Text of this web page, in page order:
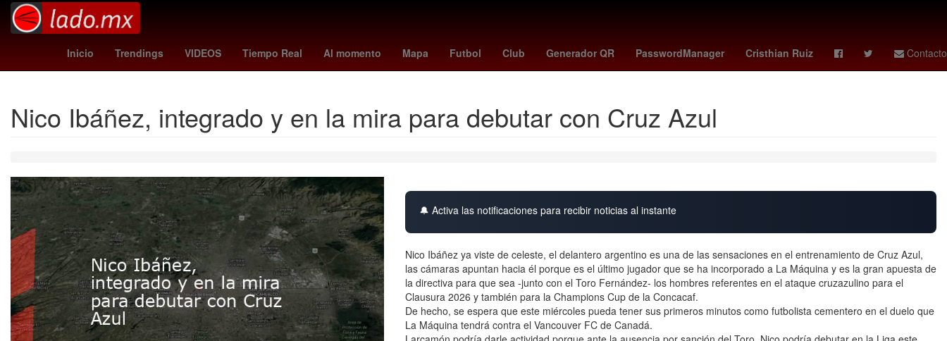
Inicio Trendings VIDEOS Tiempo Real Al momento Mapa Futbol Club Generador QR PasswordManager Cristhian Ruiz Contacto
Aguascalientes así aprenderás Nuno Mendes España rosario central Dólar estadounidense Puebla de Zaragoza Ana Gabriel araujo Harrison Ford
Nico Ibáñez, integrado y en la mira para debutar con Cruz Azul
🔔 Activa las notificaciones para recibir noticias al instante
Nico Ibáñez ya viste de celeste, el delantero argentino es una de las sensaciones en el entrenamiento de Cruz Azul,
las cámaras apuntan hacia él porque es el último jugador que se ha incorporado a La Máquina y es la gran apuesta de
la directiva para que sea -junto con el Toro Fernández- los hombres referentes en el ataque cruzazulino para el
Clausura 2026 y también para la Champions Cup de la Concacaf.
De hecho, se espera que este miércoles pueda tener sus primeros minutos como futbolista cementero en el duelo que
La Máquina tendrá contra el Vancouver FC de Canadá.